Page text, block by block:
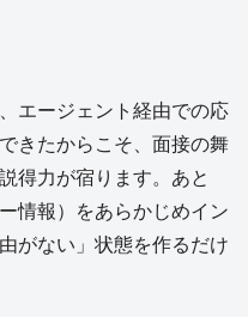
エージェント経由での応
きたからこそ、面接の舞
得力が宿ります。あと
情報）をあらかじめイン
がない」状態を作るだけ